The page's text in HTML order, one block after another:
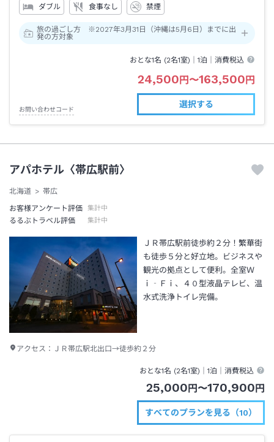
ダブル 食事なし 禁煙
旅の過ごし方 ※2027年3月31日（沖縄は5月6日）までに出
発の方対象
おとな1名 (2名1室)｜1泊 ｜消費税込
24,500円〜163,500円
お問い合わせコード
選択する
アパホテル〈帯広駅前〉
北海道
帯広
お客様アンケート評価
集計中
るるぶトラベル評価 集計中
ＪＲ帯広駅前徒歩約２分！繁華街
も徒歩５分と好立地。ビジネスや
観光の拠点として便利。全室Ｗ
ｉ‐Ｆｉ、４０型液晶テレビ、温
水式洗浄トイレ完備。
アクセス： ＪＲ帯広駅北出口→徒歩約２分
おとな1名 (2名1室)｜1泊 ｜消費税込
25,000 円 〜170,900 円
すべてのプランを見る（10）